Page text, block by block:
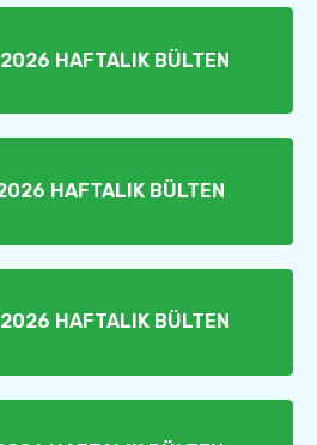
HAFTALIK BÜLTEN
HAFTALIK BÜLTEN
HAFTALIK BÜLTEN